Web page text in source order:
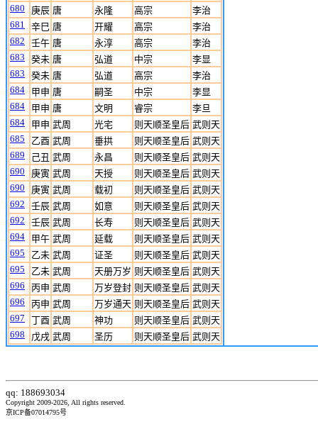
680
庚辰 唐 永隆 高宗
李治
681
辛巳 唐 开耀 高宗
李治
682
壬午 唐 永淳 高宗
李治
683
癸未 唐 弘道 中宗
李显
683
癸未 唐 弘道 高宗
李治
684
甲申 唐 嗣圣 中宗
李显
684
甲申 唐 文明 睿宗
李旦
684
甲申 武周 光宅 则天顺圣皇后 武则天
685
乙酉 武周 垂拱 则天顺圣皇后 武则天
689
己丑 武周 永昌 则天顺圣皇后 武则天
690
庚寅 武周 天授 则天顺圣皇后 武则天
690
庚寅 武周 载初 则天顺圣皇后 武则天
692
壬辰 武周 如意 则天顺圣皇后 武则天
692
壬辰 武周 长寿 则天顺圣皇后 武则天
694
甲午 武周 延载 则天顺圣皇后 武则天
695
乙未 武周 证圣 则天顺圣皇后 武则天
695
乙未 武周 天册万岁 则天顺圣皇后 武则天
696
丙申 武周 万岁登封 则天顺圣皇后 武则天
696
丙申 武周 万岁通天 则天顺圣皇后 武则天
697
丁酉 武周 神功 则天顺圣皇后 武则天
698
戊戌 武周 圣历 则天顺圣皇后 武则天
qq: 188693034
Copyright 2009-2026, All rights reserved.
京ICP备07014795号